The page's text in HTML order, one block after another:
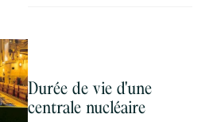
Durée de vie d'une
centrale nucléaire